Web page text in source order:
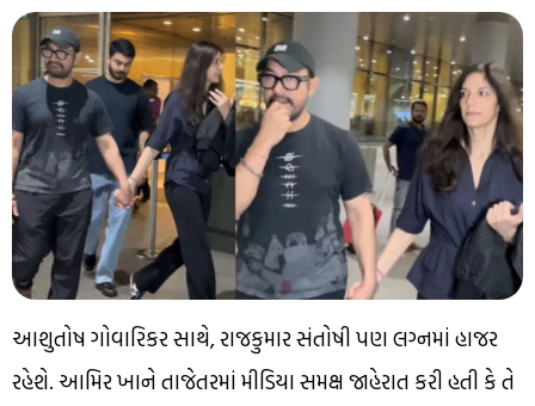
આશુતોષ ગોવારિકર સાથે, રાજકુમાર સંતોષી પણ લગ્નમાં હાજર
રહેશે. આમિર ખાને તાજેતરમાં મીડિયા સમક્ષ જાહેરાત કરી હતી કે તે